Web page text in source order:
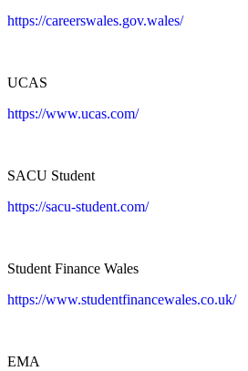
https://careerswales.gov.wales/
UCAS
https://www.ucas.com/
SACU Student
https://sacu-student.com/
Student Finance Wales
https://www.studentfinancewales.co.uk/
EMA